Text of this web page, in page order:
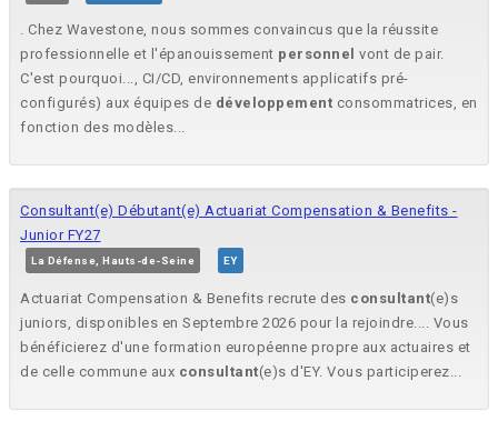
. Chez Wavestone, nous sommes convaincus que la réussite
professionnelle et l'épanouissement personnel vont de pair.
C'est pourquoi..., CI/CD, environnements applicatifs pré-
configurés) aux équipes de développement consommatrices, en
fonction des modèles...
Consultant(e) Débutant(e) Actuariat Compensation & Benefits -
Junior FY27
La Défense, Hauts-de-Seine EY
Actuariat Compensation & Benefits recrute des consultant(e)s
juniors, disponibles en Septembre 2026 pour la rejoindre.... Vous
bénéficierez d'une formation européenne propre aux actuaires et
de celle commune aux consultant(e)s d'EY. Vous participerez...